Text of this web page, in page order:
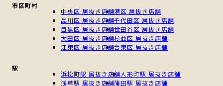
市区町村
中央区 居抜き店舗港区 居抜き店舗
品川区 居抜き店舗千代田区 居抜き店舗
目黒区 居抜き店舗世田谷区 居抜き店舗
大田区 居抜き店舗杉並区 居抜き店舗
江東区 居抜き店舗台東区 居抜き店舗
駅
浜松町駅 居抜き店舗人形町駅 居抜き店舗
浅草駅 居抜き店舗蒲田駅 居抜き店舗